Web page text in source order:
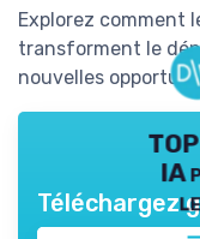
Explorez comment
transforment le
nouvelles
IA
Téléchargez